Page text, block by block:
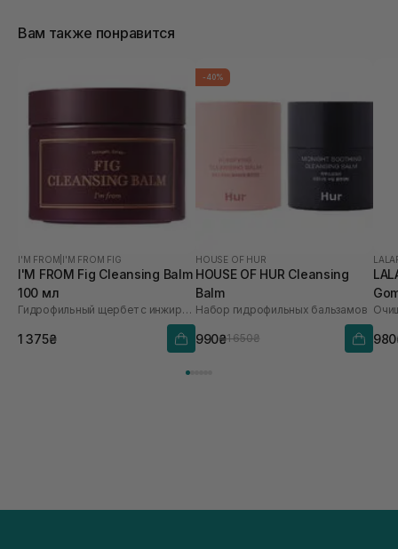
Вам также понравится
I'M FROM I'M FROM FIG
I'M FROM Fig Cleansing Balm
100 мл
Гидрофильный щербет с инжиром
1 375₴
-40%
HOUSE OF HUR
HOUSE OF HUR Cleansing
Balm
Набор гидрофильных бальзамов
990₴1 650₴
мл